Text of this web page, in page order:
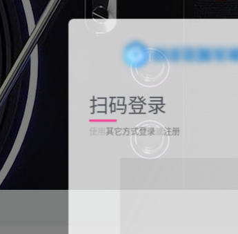
扫码登录
其它方式登录或注册